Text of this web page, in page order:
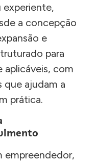
experiente,
a concepção
e
para
aplicáveis, com
que ajudam a
prática.
empreendedor,